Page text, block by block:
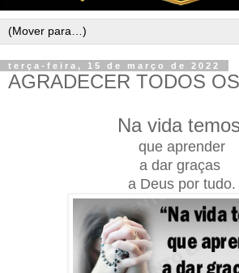
terça-feira, 15 de março de 2022
AGRADECER TODOS
Na vida temos
que aprender
a dar graças
a Deus por tudo.